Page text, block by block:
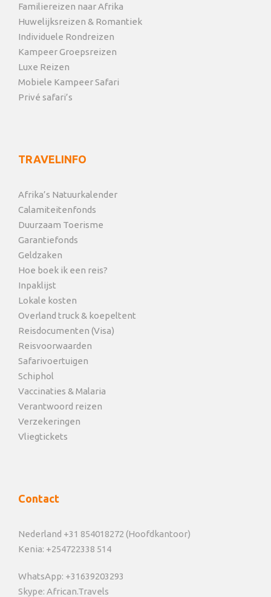
Familiereizen naar Afrika
Huwelijksreizen & Romantiek
Individuele Rondreizen
Kampeer Groepsreizen
Luxe Reizen
Mobiele Kampeer Safari
Privé safari’s
TRAVELINFO
Afrika’s Natuurkalender
Calamiteitenfonds
Duurzaam Toerisme
Garantiefonds
Geldzaken
Hoe boek ik een reis?
Inpaklijst
Lokale kosten
Overland truck & koepeltent
Reisdocumenten (Visa)
Reisvoorwaarden
Safarivoertuigen
Schiphol
Vaccinaties & Malaria
Verantwoord reizen
Verzekeringen
Vliegtickets
Contact
Nederland +31 854018272 (Hoofdkantoor)
Kenia: +254722338 514
WhatsApp: +31639203293
Skype: African.Travels